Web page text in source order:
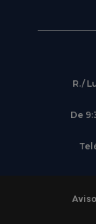
R./
De